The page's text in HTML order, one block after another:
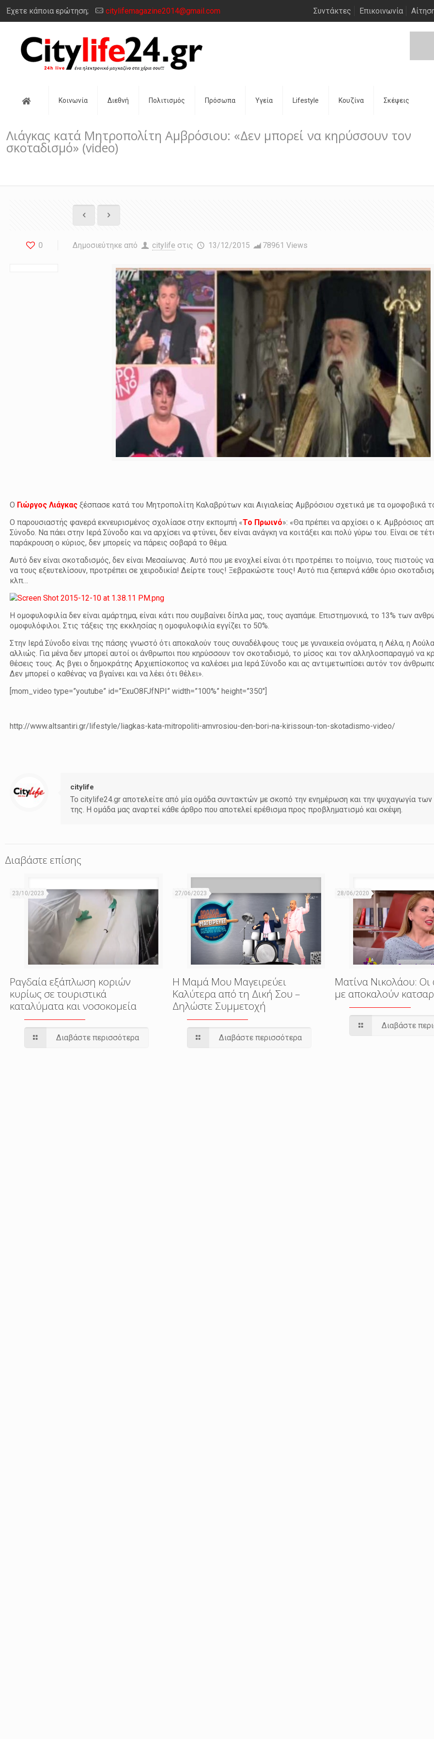
Έχετε κάποια ερώτηση; citylifemagazine2014@gmail.com Συντάκτες Επικοινωνία
Αρχική Κοινωνία Διεθνή Πολιτισμός Πρόσωπα Υγεία Lifestyle Κουζίνα Σκέψεις
Λιάγκας κατά Μητροπολίτη Αμβρόσιου: «Δεν μπορεί να κηρύσσουν τον
σκοταδισμό» (video)
0 Δημοσιεύτηκε από citylife στις 13/12/2015 78961 Views
Ο Γιώργος Λιάγκας ξέσπασε κατά του Μητροπολίτη Καλαβρύτων και Αιγιαλείας Αμβρόσιου σχετικά με τα ομοφοβικά
Ο παρουσιαστής φανερά εκνευρισμένος σχολίασε στην εκπομπή «Το Πρωινό»: «Θα πρέπει να αρχίσει ο κ. Αμβρόσιος
Σύνοδο. Να πάει στην Ιερά Σύνοδο και να αρχίσει να φτύνει, δεν είναι ανάγκη να κοιτάξει και πολύ γύρω του. Είναι σε
παράκρουση ο κύριος, δεν μπορείς να πάρεις σοβαρά το θέμα.
Αυτό δεν είναι σκοταδισμός, δεν είναι Μεσαίωνας. Αυτό που με ενοχλεί είναι ότι προτρέπει το ποίμνιο, τους πιστούς
να τους εξευτελίσουν, προτρέπει σε χειροδικία! Δείρτε τους! Ξεβρακώστε τους! Αυτό πια ξεπερνά κάθε όριο
κλπ…
Η ομοφυλοφιλία δεν είναι αμάρτημα, είναι κάτι που συμβαίνει δίπλα μας, τους αγαπάμε. Επιστημονικά, το 13% των
ομοφυλόφιλοι. Στις τάξεις της εκκλησίας η ομοφυλοφιλία εγγίζει το 50%.
Στην Ιερά Σύνοδο είναι της πάσης γνωστό ότι αποκαλούν τους συναδέλφους τους με γυναικεία ονόματα, η Λέλα, η
αλλιώς. Για μένα δεν μπορεί αυτοί οι άνθρωποι που κηρύσσουν τον σκοταδισμό, το μίσος και τον αλληλοσπαραγμό να
θέσεις τους. Ας βγει ο δημοκράτης Αρχιεπίσκοπος να καλέσει μια Ιερά Σύνοδο και ας αντιμετωπίσει αυτόν τον
Δεν μπορεί ο καθένας να βγαίνει και να λέει ότι θέλει».
[mom_video type=”youtube” id=”ExuO8FJfNPI” width=”100%” height=”350″]
http://www.altsantiri.gr/lifestyle/liagkas-kata-mitropoliti-amvrosiou-den-bori-na-kirissoun-ton-skotadismo-video/
citylife
Το citylife24.gr αποτελείτε από μία ομάδα συντακτών με σκοπό την ενημέρωση και την ψυχαγωγία
της. Η ομάδα μας αναρτεί κάθε άρθρο που αποτελεί ερέθισμα προς προβληματισμό και σκέψη.
Διαβάστε επίσης
23/10/2023
Ραγδαία εξάπλωση κοριών
κυρίως σε τουριστικά
καταλύματα και νοσοκομεία
Διαβάστε περισσότερα
27/06/2023
Η Μαμά Μου Μαγειρεύει
Καλύτερα από τη Δική Σου –
Δηλώστε Συμμετοχή
Διαβάστε περισσότερα
28/06/2020
Ματίνα Νικολάου: Οι
με αποκαλούν
Διαβάστε